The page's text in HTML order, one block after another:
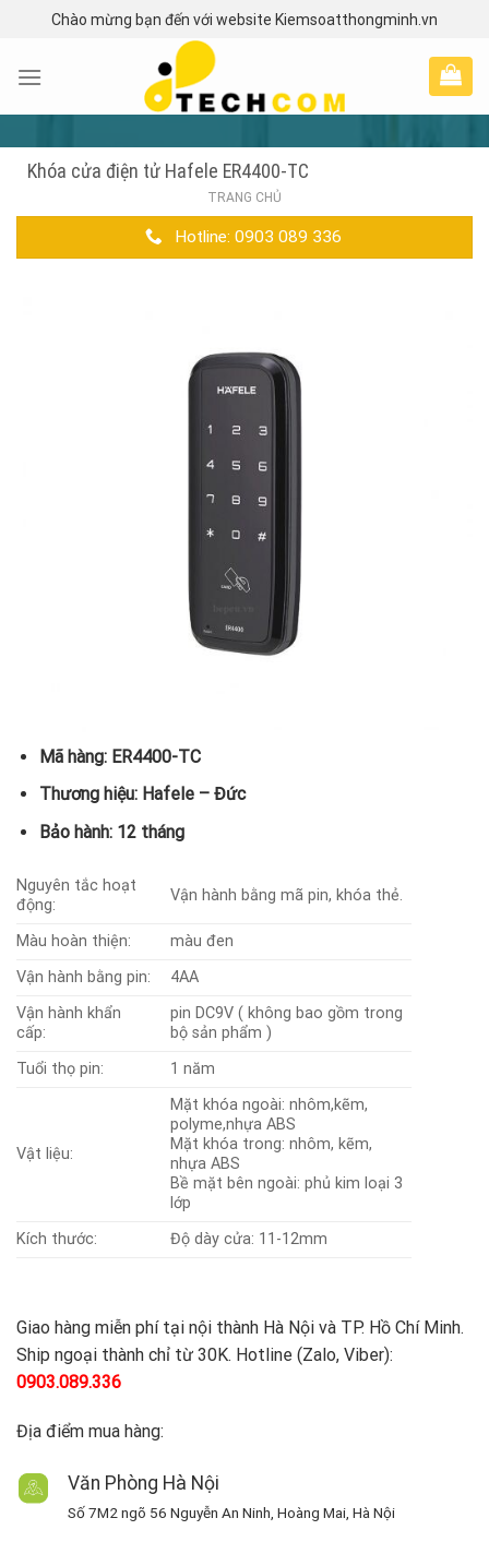
content
Chào mừng bạn đến với website Kiemsoatthongminh.vn
Khóa cửa điện tử Hafele ER4400-TC
TRANG CHỦ
Hotline: 0903 089 336
Mã hàng: ER4400-TC
Thương hiệu: Hafele – Đức
Bảo hành: 12 tháng
Nguyên tắc hoạt
động:
Vận hành bằng mã pin, khóa thẻ.
Màu hoàn thiện:
màu đen
Vận hành bằng pin:
4AA
Vận hành khẩn
cấp:
pin DC9V ( không bao gồm trong
bộ sản phẩm )
Tuổi thọ pin:
1 năm
Vật liệu:
Mặt khóa ngoài: nhôm,kẽm,
polyme,nhựa ABS
Mặt khóa trong: nhôm, kẽm,
nhựa ABS
Bề mặt bên ngoài: phủ kim loại 3
lớp
Kích thước:
Độ dày cửa: 11-12mm
Giao hàng miễn phí tại nội thành Hà Nội và TP. Hồ Chí Minh.
Ship ngoại thành chỉ từ 30K. Hotline (Zalo, Viber):
0903.089.336
Địa điểm mua hàng:
Văn Phòng Hà Nội
Số 7M2 ngõ 56 Nguyễn An Ninh, Hoàng Mai, Hà Nội